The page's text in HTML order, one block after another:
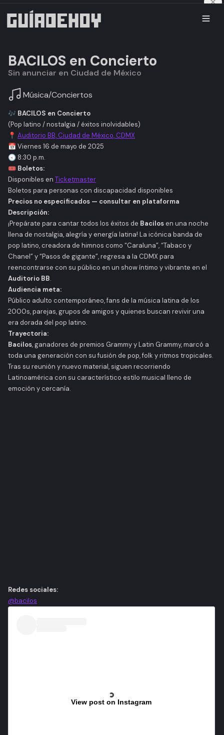
BACILOS en Concierto
Sin anunciar en Ciudad de México
Música/Conciertos
🎶 BACILOS en Concierto
(Pop latino / nostalgia / éxitos inolvidables)
📍 Auditorio BB, Ciudad de México, CDMX
📅 Viernes 16 de mayo de 2025
🕣 8:30 p.m.
🎟️ Boletos:
Disponibles en Ticketmaster
Boletos para personas con discapacidad disponibles
Precios no especificados — consultar en plataforma
Descripción:
¡Prepárate para cantar todos los éxitos de Bacilosen una noche
llena de nostalgia, alegría y energía latina! La icónica banda de
pop latino, creadora de himnos como “Caraluna”,“Tabaco y
Chanel”y“Pasos de gigante”, regresa a la CDMX para
reencontrarse con su público en un show íntimo y vibrante en el
Auditorio BB.
Audiencia meta:
Público adulto contemporáneo, fans de la música latina de los
2000s, parejas, grupos de amigos y quienes buscan revivir una
era dorada del pop latino.
Trayectoria:
Bacilos, ganadores de premios Grammy y Latin Grammy, marcó a
toda una generación con su fusión de pop, folk y ritmos tropicales.
Tras su reunión y nuevo material, siguen recorriendo
Latinoamérica con su característico estilo musical lleno de
emoción y cercanía.
Redes sociales:
@bacilos
View post on Instagram